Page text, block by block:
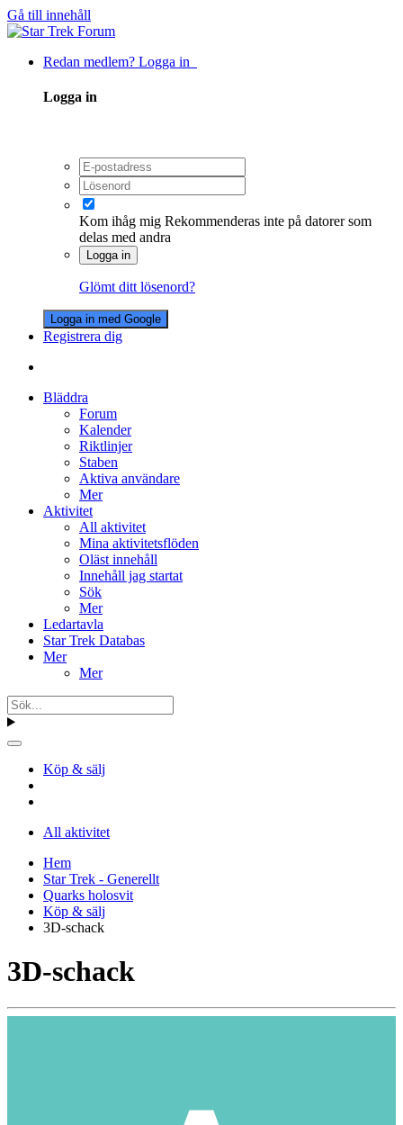
Gå till innehåll
Redan medlem? Logga in
Logga in
Kom ihåg mig Rekommenderas inte på datorer som
delas med andra
Logga in
Glömt ditt lösenord?
Logga in med Google
Registrera dig
Bläddra
Forum
Kalender
Riktlinjer
Staben
Aktiva användare
Mer
Aktivitet
All aktivitet
Mina aktivitetsflöden
Oläst innehåll
Innehåll jag startat
Sök
Mer
Ledartavla
Star Trek Databas
Mer
Mer
Köp & sälj
All aktivitet
Hem
Star Trek - Generellt
Quarks holosvit
Köp & sälj
3D-schack
3D-schack